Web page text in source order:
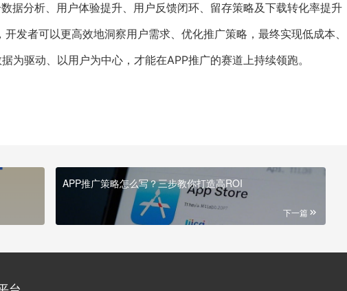
据分析、用户体验提升、用户反馈闭环、留存策略及下载转化率提升
发者可以更高效地洞察用户需求、优化推广策略，最终实现低成本、
为驱动、以用户为中心，才能在APP推广的赛道上持续领跑。
APP推广策略怎么写？三步教你打造高ROI
下一篇